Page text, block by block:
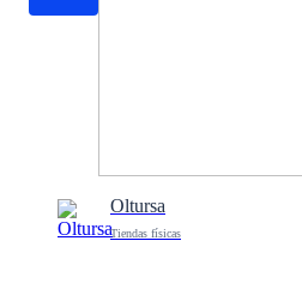
Oltursa
Tiendas físicas